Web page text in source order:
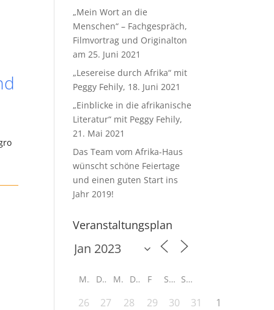
„Mein Wort an die
Menschen“ – Fachgespräch,
Filmvortrag und Originalton
am 25. Juni 2021
„Lesereise durch Afrika“ mit
Peggy Fehily, 18. Juni 2021
„Einblicke in die afrikanische
Literatur“ mit Peggy Fehily,
21. Mai 2021
Das Team vom Afrika-Haus
wünscht schöne Feiertage
und einen guten Start ins
Jahr 2019!
Veranstaltungsplan
M D M D F S S
26 27 28 29 30 31
1